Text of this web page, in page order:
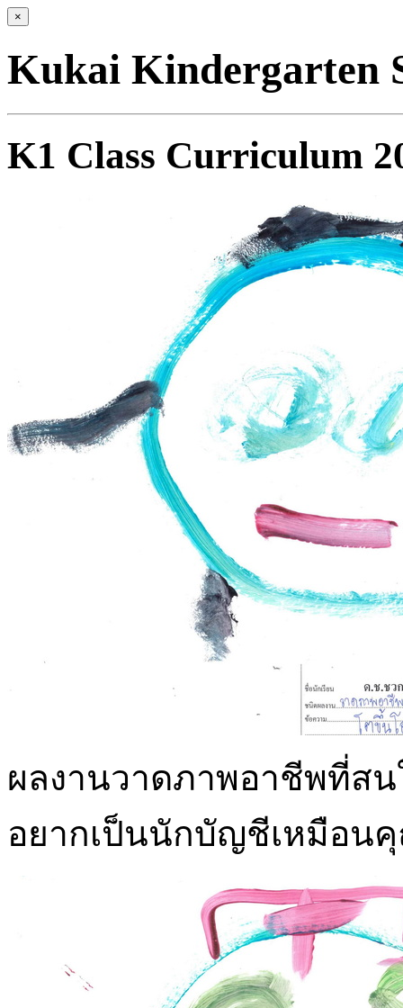
×
Kukai Kindergarten
K1 Class Curriculum
ผลงานวาดภาพอาชีพที่ส
อยากเป็นนักบัญชีเหมือน